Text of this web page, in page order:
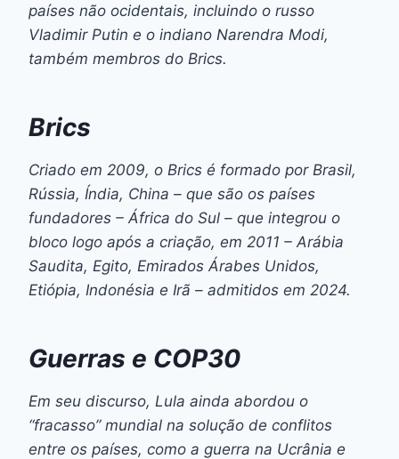
países não ocidentais, incluindo o russo
Vladimir Putin e o indiano Narendra Modi,
também membros do Brics.
Brics
Criado em 2009, o Brics é formado por Brasil,
Rússia, Índia, China – que são os países
fundadores – África do Sul – que integrou o
bloco logo após a criação, em 2011 – Arábia
Saudita, Egito, Emirados Árabes Unidos,
Etiópia, Indonésia e Irã – admitidos em 2024.
Guerras e COP30
Em seu discurso, Lula ainda abordou o
“fracasso” mundial na solução de conflitos
entre os países, como a guerra na Ucrânia e